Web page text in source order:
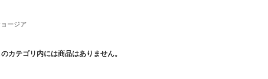
ョージア
のカテゴリ内には商品はありません。